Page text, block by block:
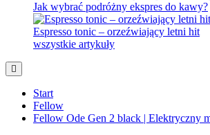
Jak wybrać podróżny ekspres do kawy?
Espresso tonic – orzeźwiający letni hit
wszystkie artykuły
Start
Fellow
Fellow Ode Gen 2 black | Elektryczny